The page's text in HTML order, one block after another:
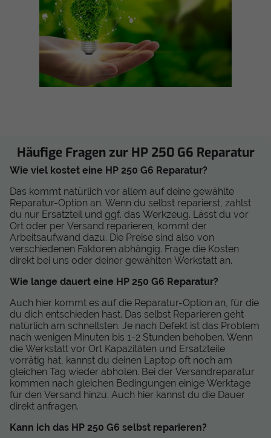
Häufige Fragen zur HP 250 G6 Reparatur
Wie viel kostet eine HP 250 G6 Reparatur?
Das kommt natürlich vor allem auf deine gewählte
Reparatur-Option an. Wenn du selbst reparierst, zahlst
du nur Ersatzteil und ggf. das Werkzeug. Lässt du vor
Ort oder per Versand reparieren, kommt der
Arbeitsaufwand dazu. Die Preise sind also von
verschiedenen Faktoren abhängig. Frage die Kosten
direkt bei uns oder deiner gewählten Werkstatt an.
Wie lange dauert eine HP 250 G6 Reparatur?
Auch hier kommt es auf die Reparatur-Option an, für die
du dich entschieden hast. Das selbst Reparieren geht
natürlich am schnellsten. Je nach Defekt ist das Problem
nach wenigen Minuten bis 1-2 Stunden behoben. Wenn
die Werkstatt vor Ort Kapazitäten und Ersatzteile
vorrätig hat, kannst du deinen Laptop oft noch am
gleichen Tag wieder abholen. Bei der Versandreparatur
kommen nach gleichen Bedingungen einige Werktage
für den Versand hinzu. Auch hier kannst du die Dauer
direkt anfragen.
Kann ich das HP 250 G6 selbst reparieren?